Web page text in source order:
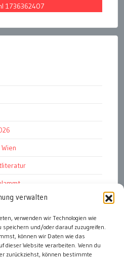
verwalten
verwenden wir Technologien wie
speichern und/oder darauf zuzugreifen.
können wir Daten wie das
dieser Website verarbeiten. Wenn du
zurückziehst, können bestimmte
1736362407